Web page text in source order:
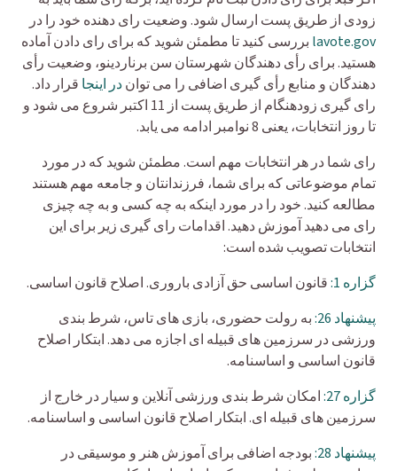
زودی از طریق پست ارسال شود. وضعیت رای دهنده خود را در
lavote.gov بررسی کنید تا مطمئن شوید که برای رای دادن آماده
هستید. برای رأی دهندگان شهرستان سن برناردینو، وضعیت رأی
دهندگان و منابع رأی گیری اضافی را می تواندر اینجا قرار داد.
رای گیری زودهنگام از طریق پست از 11 اکتبر شروع می شود و
تا روز انتخابات، یعنی 8 نوامبر ادامه می یابد.
رای شما در هر انتخابات مهم است. مطمئن شوید که در مورد
تمام موضوعاتی که برای شما، فرزندانتان و جامعه مهم هستند
مطالعه کنید. خود را در مورد اینکه به چه کسی و به چه چیزی
رای می دهید آموزش دهید. اقدامات رای گیری زیر برای این
انتخابات تصویب شده است:
گزاره 1:
قانون اساسی حق آزادی باروری. اصلاح قانون اساسی.
پیشنهاد 26:
به رولت حضوری، بازی های تاس، شرط بندی
ورزشی در سرزمین های قبیله ای اجازه می دهد. ابتکار اصلاح
قانون اساسی و اساسنامه.
گزاره 27:
امکان شرط بندی ورزشی آنلاین و سیار در خارج از
سرزمین های قبیله ای. ابتکار اصلاح قانون اساسی و اساسنامه.
پیشنهاد 28:
بودجه اضافی برای آموزش هنر و موسیقی در